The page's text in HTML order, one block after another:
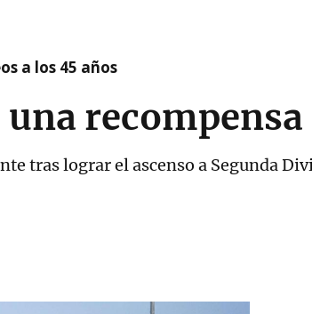
a los 45 años
tras lograr el ascenso a Segunda